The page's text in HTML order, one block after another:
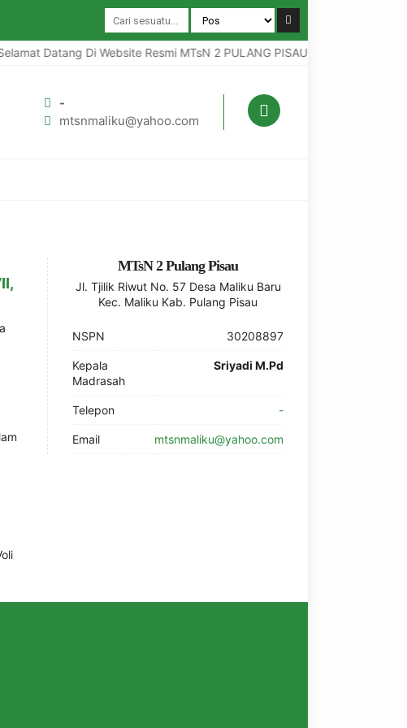
Datang Di Website Resmi MTsN 2 PULANG PISAU RAPI ( Relegius
-
mtsnmaliku@yahoo.com
MTsN 2 Pulang Pisau
Jl. Tjilik Riwut No. 57 Desa Maliku Baru
Kec. Maliku Kab. Pulang Pisau
NSPN 30208897
Kepala
Madrasah
Sriyadi M.Pd
Telepon -
Email mtsnmaliku@yahoo.com